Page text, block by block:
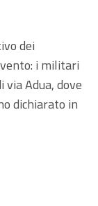
dei
i militari
Adua, dove
dichiarato in